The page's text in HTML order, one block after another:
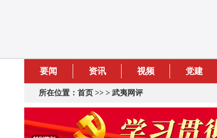
要闻 资讯 视频 党建
所在位置： 首页 >> > 武夷网评